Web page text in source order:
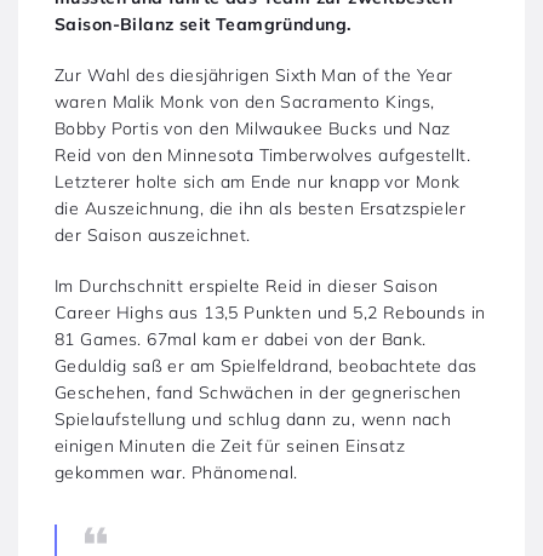
Saison-Bilanz seit Teamgründung.
Zur Wahl des diesjährigen Sixth Man of the Year
waren Malik Monk von den Sacramento Kings,
Bobby Portis von den Milwaukee Bucks und Naz
Reid von den Minnesota Timberwolves aufgestellt.
Letzterer holte sich am Ende nur knapp vor Monk
die Auszeichnung, die ihn als besten Ersatzspieler
der Saison auszeichnet.
Im Durchschnitt erspielte Reid in dieser Saison
Career Highs aus 13,5 Punkten und 5,2 Rebounds in
81 Games. 67mal kam er dabei von der Bank.
Geduldig saß er am Spielfeldrand, beobachtete das
Geschehen, fand Schwächen in der gegnerischen
Spielaufstellung und schlug dann zu, wenn nach
einigen Minuten die Zeit für seinen Einsatz
gekommen war. Phänomenal.